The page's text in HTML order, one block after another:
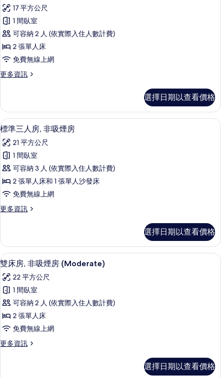
所
有
相
片
吸
煙
房
的
詳
情
標
準
雙
床
非
煙
房
的
所
有
相
片
17 平方公尺
1 間臥室
可容納 2 人 (依實際入住人數計費)
2 張單人床
免費無線上網
更多資訊
更
雙
床
房,
吸
煙
房
的
詳
情
選擇日期以查看價格
顯
示
標
準
三
人
非
煙
房
的
所
有
相
片
客房內保險箱、書桌、熨斗/熨衣板、
5
標準三人房, 非吸煙房
21 平方公尺
1 間臥室
可容納 3 人 (依實際入住人數計費)
2 張單人床和 1 張單人沙發床
免費無線上網
更多資訊
更
三
人
房,
吸
煙
房
的
詳
情
選擇日期以查看價格
顯
示
雙
床
房,
非
煙
(Moderate)
雙床房, 非吸煙房 (Moderate) | 客房
6
雙床房, 非吸煙房 (Moderate)
22 平方公尺
1 間臥室
可容納 2 人 (依實際入住人數計費)
2 張單人床
免費無線上網
更多資訊
更
選擇日期以查看價格